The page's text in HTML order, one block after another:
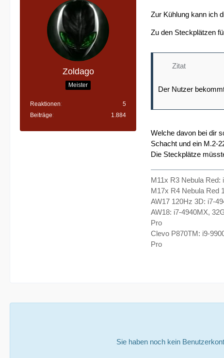
Zoldago
Meister
Reaktionen
5
Beiträge
1.884
Zur Kühlung kann ich
Zu den Steckplätzen
Zitat
Der Nutzer
Welche davon bei dir
Schacht und ein M.2-
Die Steckplätze
M11x R3 Nebula
M17x R4 Nebula Red
AW17 120Hz 3D: i7-
AW18: i7-4940MX,
Pro
Clevo P870TM: i9-
Pro
Sie haben noch kein